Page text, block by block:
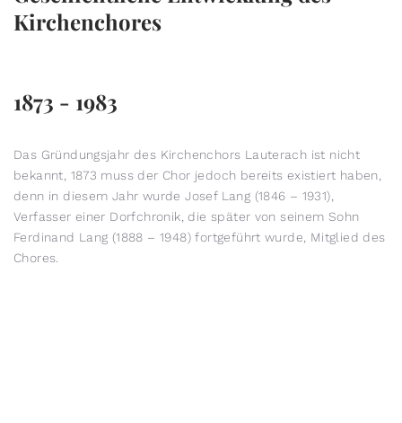
Kirchenchores
1873 - 1983
Das Gründungsjahr des Kirchenchors Lauterach ist nicht
bekannt, 1873 muss der Chor jedoch bereits existiert haben,
denn in diesem Jahr wurde Josef Lang (1846 – 1931),
Verfasser einer Dorfchronik, die später von seinem Sohn
Ferdinand Lang (1888 – 1948) fortgeführt wurde, Mitglied des
Chores.